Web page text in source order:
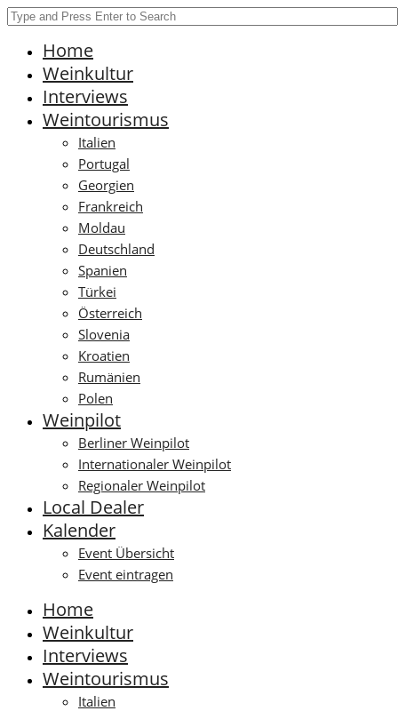
Home
Weinkultur
Interviews
Weintourismus
Italien
Portugal
Georgien
Frankreich
Moldau
Deutschland
Spanien
Türkei
Österreich
Slovenia
Kroatien
Rumänien
Polen
Weinpilot
Berliner Weinpilot
Internationaler Weinpilot
Regionaler Weinpilot
Local Dealer
Kalender
Event Übersicht
Event eintragen
Home
Weinkultur
Interviews
Weintourismus
Italien